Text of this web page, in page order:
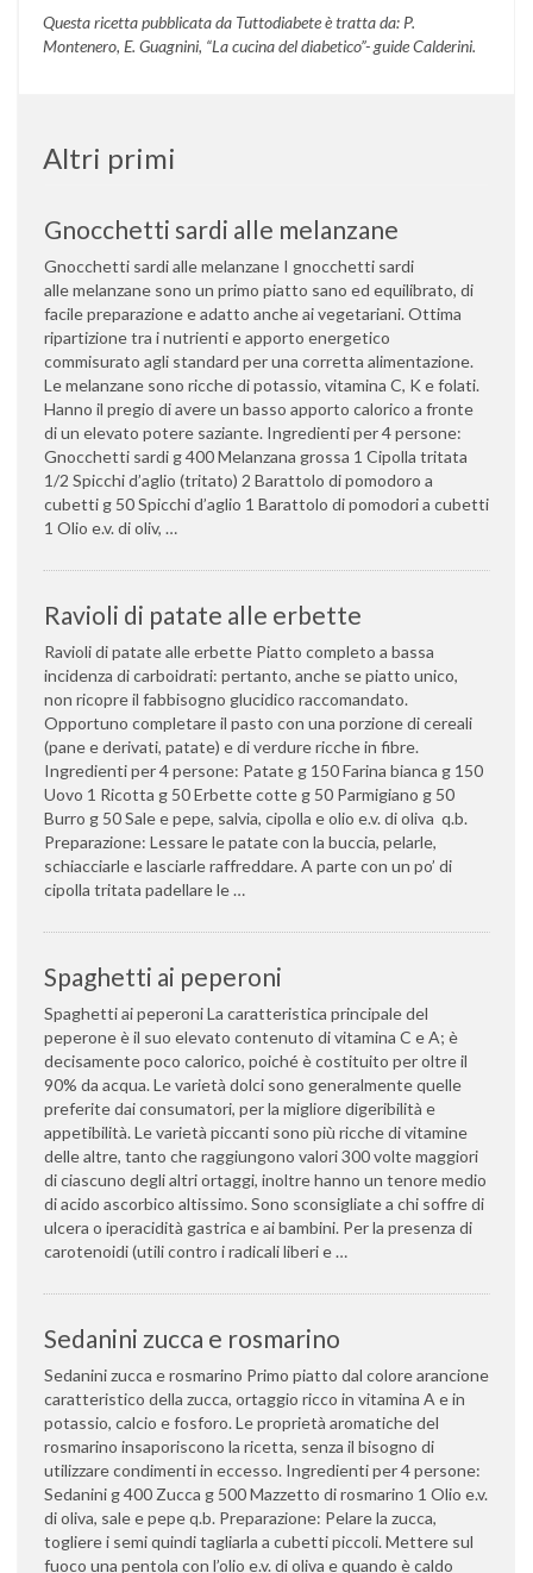
Questa ricetta pubblicata da Tuttodiabete è tratta da: P.
Montenero, E. Guagnini, “La cucina del diabetico”- guide Calderini.
Altri primi
Gnocchetti sardi alle melanzane
Gnocchetti sardi alle melanzane I gnocchetti sardi
alle melanzane sono un primo piatto sano ed equilibrato, di
facile preparazione e adatto anche ai vegetariani. Ottima
ripartizione tra i nutrienti e apporto energetico
commisurato agli standard per una corretta alimentazione.
Le melanzane sono ricche di potassio, vitamina C, K e folati.
Hanno il pregio di avere un basso apporto calorico a fronte
di un elevato potere saziante. Ingredienti per 4 persone:
Gnocchetti sardi g 400 Melanzana grossa 1 Cipolla tritata
1/2 Spicchi d’aglio (tritato) 2 Barattolo di pomodoro a
cubetti g 50 Spicchi d’aglio 1 Barattolo di pomodori a cubetti
1 Olio e.v. di oliv, …
Ravioli di patate alle erbette
Ravioli di patate alle erbette Piatto completo a bassa
incidenza di carboidrati: pertanto, anche se piatto unico,
non ricopre il fabbisogno glucidico raccomandato.
Opportuno completare il pasto con una porzione di cereali
(pane e derivati, patate) e di verdure ricche in fibre.
Ingredienti per 4 persone: Patate g 150 Farina bianca g 150
Uovo 1 Ricotta g 50 Erbette cotte g 50 Parmigiano g 50
Burro g 50 Sale e pepe, salvia, cipolla e olio e.v. di oliva q.b.
Preparazione: Lessare le patate con la buccia, pelarle,
schiacciarle e lasciarle raffreddare. A parte con un po’ di
cipolla tritata padellare le …
Spaghetti ai peperoni
Spaghetti ai peperoni La caratteristica principale del
peperone è il suo elevato contenuto di vitamina C e A; è
decisamente poco calorico, poiché è costituito per oltre il
90% da acqua. Le varietà dolci sono generalmente quelle
preferite dai consumatori, per la migliore digeribilità e
appetibilità. Le varietà piccanti sono più ricche di vitamine
delle altre, tanto che raggiungono valori 300 volte maggiori
di ciascuno degli altri ortaggi, inoltre hanno un tenore medio
di acido ascorbico altissimo. Sono sconsigliate a chi soffre di
ulcera o iperacidità gastrica e ai bambini. Per la presenza di
carotenoidi (utili contro i radicali liberi e …
Sedanini zucca e rosmarino
Sedanini zucca e rosmarino Primo piatto dal colore arancione
caratteristico della zucca, ortaggio ricco in vitamina A e in
potassio, calcio e fosforo. Le proprietà aromatiche del
rosmarino insaporiscono la ricetta, senza il bisogno di
utilizzare condimenti in eccesso. Ingredienti per 4 persone:
Sedanini g 400 Zucca g 500 Mazzetto di rosmarino 1 Olio e.v.
di oliva, sale e pepe q.b. Preparazione: Pelare la zucca,
togliere i semi quindi tagliarla a cubetti piccoli. Mettere sul
fuoco una pentola con l’olio e.v. di oliva e quando è caldo